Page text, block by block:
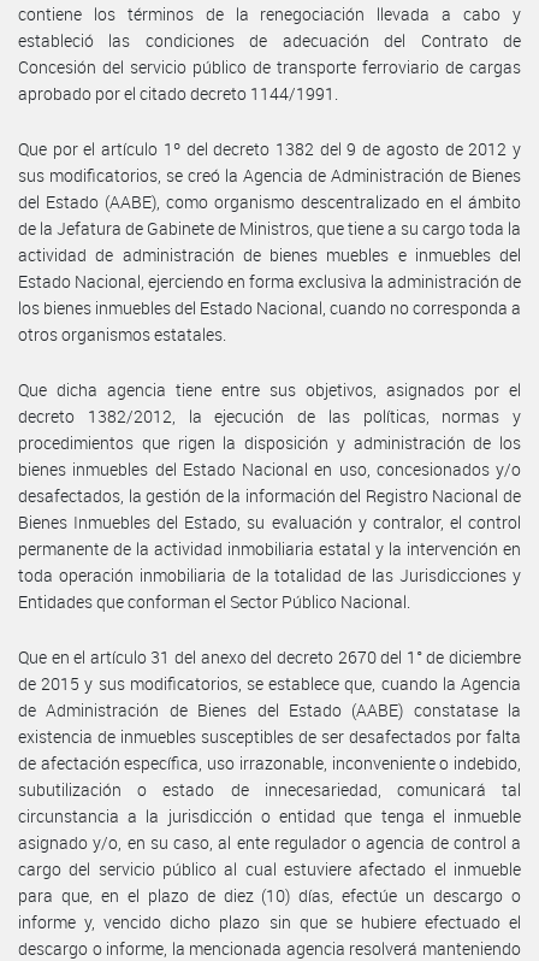
contiene los términos de la renegociación llevada a cabo y
estableció las condiciones de adecuación del Contrato de
Concesión del servicio público de transporte ferroviario de cargas
aprobado por el citado decreto 1144/1991.
Que por el artículo 1º del decreto 1382 del 9 de agosto de 2012 y
sus modificatorios, se creó la Agencia de Administración de Bienes
del Estado (AABE), como organismo descentralizado en el ámbito
de la Jefatura de Gabinete de Ministros, que tiene a su cargo toda la
actividad de administración de bienes muebles e inmuebles del
Estado Nacional, ejerciendo en forma exclusiva la administración de
los bienes inmuebles del Estado Nacional, cuando no corresponda a
otros organismos estatales.
Que dicha agencia tiene entre sus objetivos, asignados por el
decreto 1382/2012, la ejecución de las políticas, normas y
procedimientos que rigen la disposición y administración de los
bienes inmuebles del Estado Nacional en uso, concesionados y/o
desafectados, la gestión de la información del Registro Nacional de
Bienes Inmuebles del Estado, su evaluación y contralor, el control
permanente de la actividad inmobiliaria estatal y la intervención en
toda operación inmobiliaria de la totalidad de las Jurisdicciones y
Entidades que conforman el Sector Público Nacional.
Que en el artículo 31 del anexo del decreto 2670 del 1° de diciembre
de 2015 y sus modificatorios, se establece que, cuando la Agencia
de Administración de Bienes del Estado (AABE) constatase la
existencia de inmuebles susceptibles de ser desafectados por falta
de afectación específica, uso irrazonable, inconveniente o indebido,
subutilización o estado de innecesariedad, comunicará tal
circunstancia a la jurisdicción o entidad que tenga el inmueble
asignado y/o, en su caso, al ente regulador o agencia de control a
cargo del servicio público al cual estuviere afectado el inmueble
para que, en el plazo de diez (10) días, efectúe un descargo o
informe y, vencido dicho plazo sin que se hubiere efectuado el
descargo o informe, la mencionada agencia resolverá manteniendo